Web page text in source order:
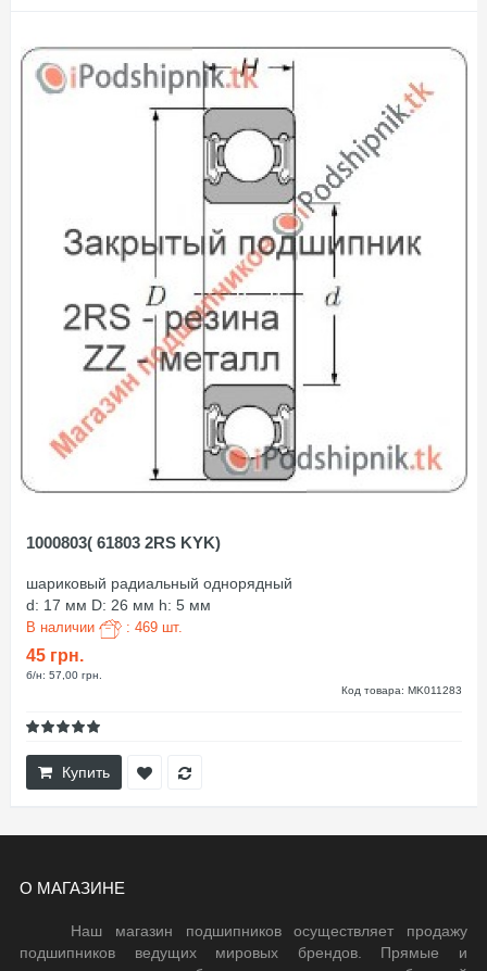
1000803( 61803 2RS KYK)
шариковый радиальный однорядный
d: 17 мм D: 26 мм h: 5 мм
В наличии : 469 шт.
45 грн.
б/н: 57,00 грн.
Код товара: MK011283
Купить
О МАГАЗИНЕ
Наш магазин подшипников осуществляет продажу
подшипников ведущих мировых брендов. Прямые и